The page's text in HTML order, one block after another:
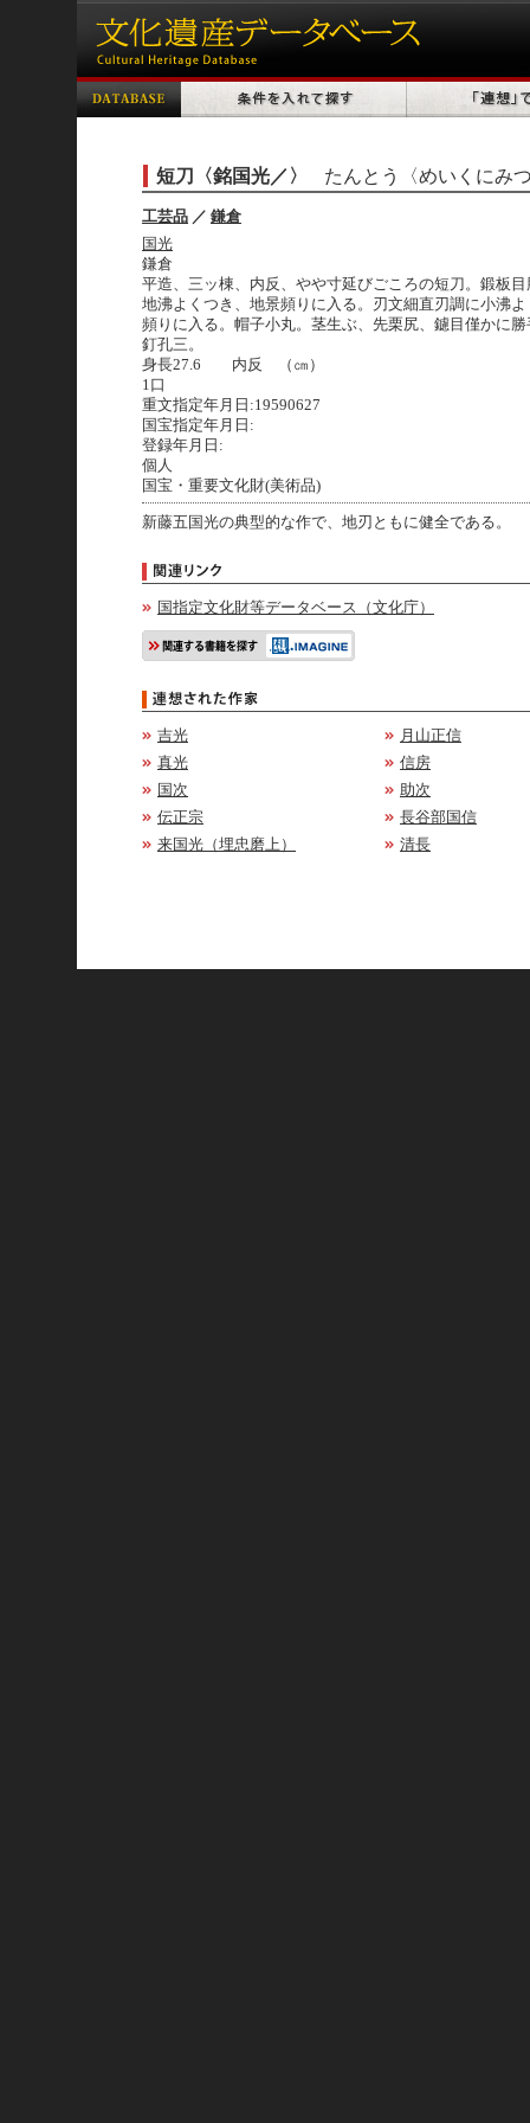
短刀〈銘国光／〉 たんとう〈めいくにみ
工芸品 ／ 鎌倉
国光
鎌倉
平造、三ッ棟、内反、やや寸延びごころの短刀。鍛板
地沸よくつき、地景頻りに入る。刃文細直刃調に小沸
頻りに入る。帽子小丸。茎生ぶ、先栗尻、鑢目僅かに
釘孔三。
身長27.6 内反 （㎝）
1口
重文指定年月日:19590627
国宝指定年月日:
登録年月日:
個人
国宝・重要文化財(美術品)
新藤五国光の典型的な作で、地刃ともに健全である。
国指定文化財等データベース（文化庁）
吉光
月山正信
真光
信房
国次
助次
伝正宗
長谷部国信
来国光（埋忠磨上）
清長